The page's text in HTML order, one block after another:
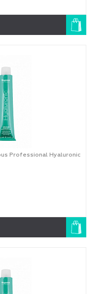
Professional Hyaluronic